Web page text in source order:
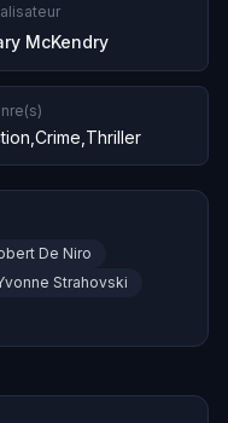
McKendry
Crime Thriller
De Niro
Strahovski